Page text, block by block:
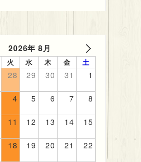
2026年 8月 NEXT
火 水 木 金 土
28 29 30 31 1
4 5 6 7 8
11 12 13 14 15
18 19 20 21 22